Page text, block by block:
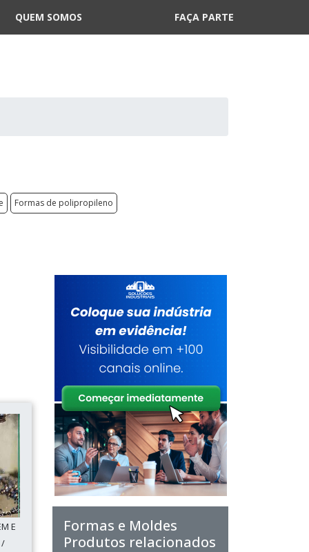
QUEM SOMOS FAÇA PARTE
Formas de polipropileno
E
/
Formas e Moldes
Produtos relacionados